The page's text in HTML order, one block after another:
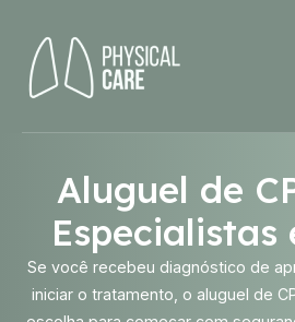
Aluguel de
Especialistas
Se você recebeu diagnóstico de
iniciar o tratamento, o aluguel de